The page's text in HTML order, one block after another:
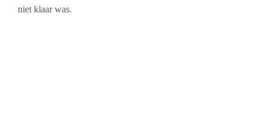
niet klaar was.